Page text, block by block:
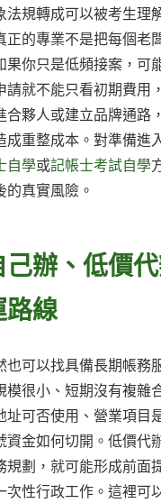
規轉成可以被考生
的專業不是把每個
你只是低頻接案，
就不能只看初期費
夥人或建立品牌通
重整成本。對準備進
自學或記帳士考試自學
真實風險。
辦、低價
路線
可以找具備長期帳
很小、短期沒有複雜
可否使用、營業項
金如何切開。低價
劃，就可能形成前
性行政工作。這裡